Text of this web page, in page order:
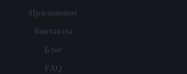
Приложение
Контакты
Блог
FAQ